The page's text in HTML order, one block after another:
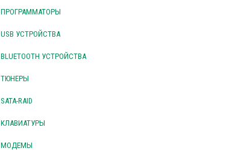
ПРОГРАММАТОРЫ
USB УСТРОЙСТВА
BLUETOOTH УСТРОЙСТВА
ТЮНЕРЫ
SATA-RAID
КЛАВИАТУРЫ
МОДЕМЫ